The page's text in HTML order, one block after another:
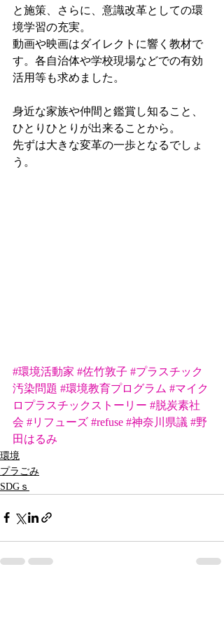
と施策、さらに、意識改革としての環
境学習の充実。
動画や映画はダイレクトに響く教材で
す。各自治体や学校現場などでの有効
活用等も求めました。
身近な家族や仲間と鑑賞し知ること、
ひとりひとりが出来ることから。
先ずは大きな変革の一歩となるでしょ
う。
#環境活動家 #佐竹敦子 #プラスチック
汚染問題 #環境教育プログラム #マイク
ロプラスチックストーリー #脱炭素社
会 #リフューズ #refuse #神奈川県議 #野
田はるみ
環境
プラごみ
SDGｓ